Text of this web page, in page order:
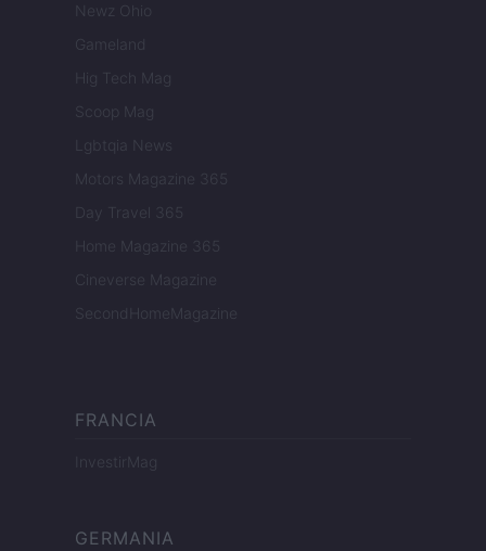
Newz Ohio
Gameland
Hig Tech Mag
Scoop Mag
Lgbtqia News
Motors Magazine 365
Day Travel 365
Home Magazine 365
Cineverse Magazine
SecondHomeMagazine
FRANCIA
InvestirMag
GERMANIA